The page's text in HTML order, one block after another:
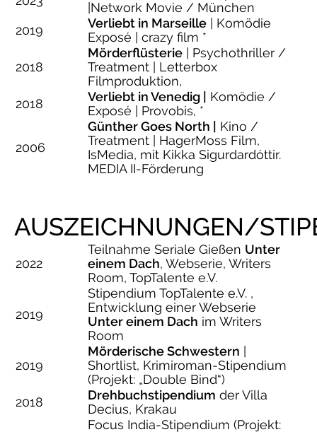
|Network Movie / München
2019
Verliebt in Marseille | Komödie
Exposé | crazy film *
2018
Mörderflüsterie | Psychothriller /
Treatment | Letterbox
Filmproduktion,
2018
Verliebt in Venedig |
Komödie /
Exposé | Provobis, *
2006
Günther Goes North |
Kino /
Treatment | HagerMoss Film,
IsMedia, mit Kikka Sigurdardóttir.
MEDIA II-Förderung
AUSZEICHNUNGEN/
2022
Teilnahme Seriale Gießen Unter
einem Dach, Webserie, Writers
Room, TopTalente e.V.
2019
Stipendium TopTalente e.V. ,
Entwicklung einer Webserie
Unter einem Dach im Writers
Room
2019
Mörderische Schwestern
Shortlist, Krimiroman-Stipendium
(Projekt: „Double Bind“)
2018
Drehbuchstipendium der Villa
Decius, Krakau
Focus India-Stipendium (Projekt: